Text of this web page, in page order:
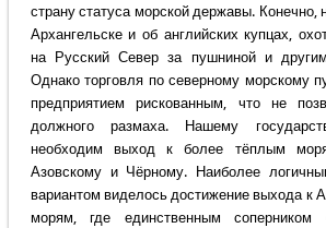
страну статуса морской державы. Конечно,
Архангельске и об английских купцах,
на Русский Север за пушниной и
Однако торговля по северному морскому
предприятием рискованным, что не
должного размаха. Нашему
необходим выход к более тёплым
Азовскому и Чёрному. Наиболее
вариантом виделось достижение выхода к
морям, где единственным